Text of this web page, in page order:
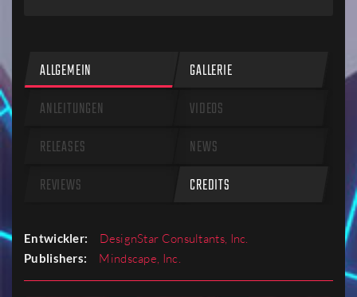
ALLGEMEIN
GALLERIE
ANLEITUNGEN
VIDEOS
RELEASES
NEWS
REVIEWS
CREDITS
Entwickler: DesignStar Consultants, Inc.
Publishers: Mindscape, Inc.